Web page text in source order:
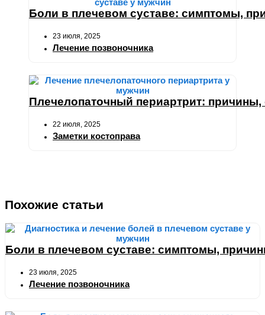
Боли в плечевом суставе: симптомы,
23 июля, 2025
Лечение позвоночника
Плечелопаточный периартрит:
22 июля, 2025
Заметки костоправа
Похожие статьи
Боли в плечевом суставе: симптомы,
23 июля, 2025
Лечение позвоночника